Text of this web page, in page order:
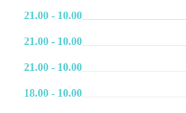
10.00 - 21.00
10.00 - 21.00
10.00 - 21.00
10.00 - 18.00